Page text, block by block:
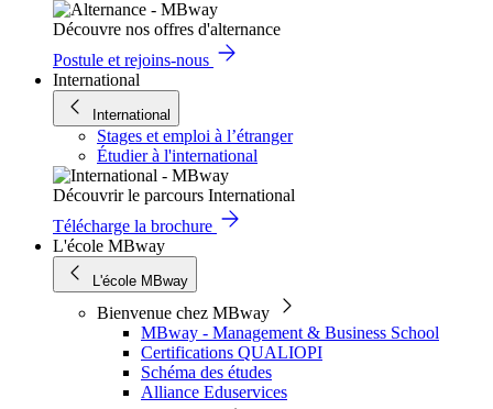
Découvre nos offres d'alternance
Postule et rejoins-nous
International
International
Stages et emploi à l’étranger
Étudier à l'international
Découvrir le parcours International
Télécharge la brochure
L'école MBway
L'école MBway
Bienvenue chez MBway
MBway - Management & Business School
Certifications QUALIOPI
Schéma des études
Alliance Eduservices